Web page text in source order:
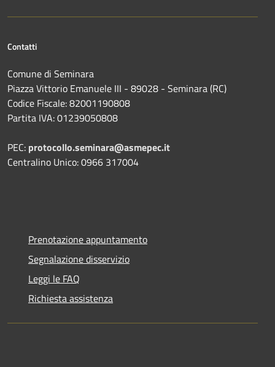
Contatti
Comune di Seminara
Piazza Vittorio Emanuele III - 89028 - Seminara (RC)
Codice Fiscale: 82001190808
Partita IVA: 01239050808
PEC: protocollo.seminara@asmepec.it
Centralino Unico: 0966 317004
Prenotazione appuntamento
Segnalazione disservizio
Leggi le FAQ
Richiesta assistenza